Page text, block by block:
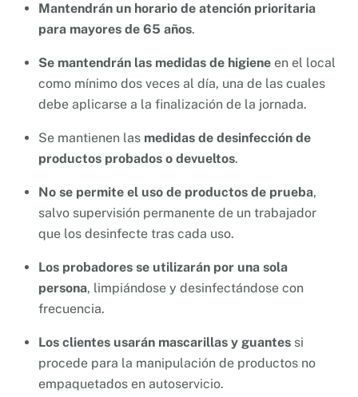
Mantendrán un horario de atención prioritaria
para mayores de 65 años.
Se mantendrán las medidas de higiene en el local
como mínimo dos veces al día, una de las cuales
debe aplicarse a la finalización de la jornada.
Se mantienen las medidas de desinfección de
productos probados o devueltos.
No se permite el uso de productos de prueba,
salvo supervisión permanente de un trabajador
que los desinfecte tras cada uso.
Los probadores se utilizarán por una sola
persona, limpiándose y desinfectándose con
frecuencia.
Los clientes usarán mascarillas y guantes si
procede para la manipulación de productos no
empaquetados en autoservicio.